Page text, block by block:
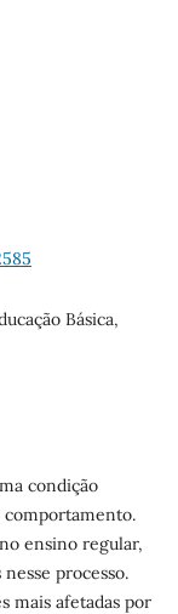
Básica,
condição
comportamento.
ensino regular,
processo.
mais afetadas por